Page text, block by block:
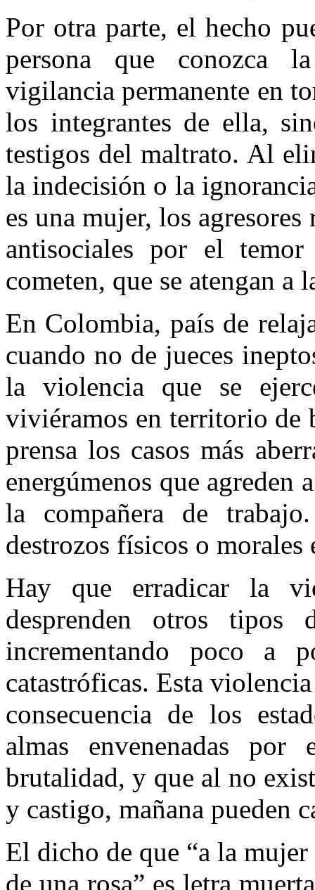
Por otra parte, el hecho
persona que conozca
vigilancia permanente en
los integrantes de ella,
testigos del maltrato. Al
la indecisión o la
es una mujer, los
antisociales por el
cometen, que se atengan a
En Colombia, país de
cuando no de jueces
la violencia que se
viviéramos en territorio de
prensa los casos más
energúmenos que
la compañera de
destrozos físicos o morales
Hay que erradicar la
desprenden otros tipos
incrementando poco a
catastróficas. Esta
consecuencia de los
almas envenenadas
brutalidad, y que al no
y castigo, mañana pueden
El dicho de que “a la
de una rosa” es letra